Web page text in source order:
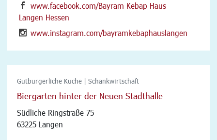
www.facebook.com/Bayram Kebap Haus
Langen Hessen
www.instagram.com/bayramkebaphauslangen
Gutbürgerliche Küche | Schankwirtschaft
Biergarten hinter der Neuen Stadthalle
Südliche Ringstraße 75
63225 Langen